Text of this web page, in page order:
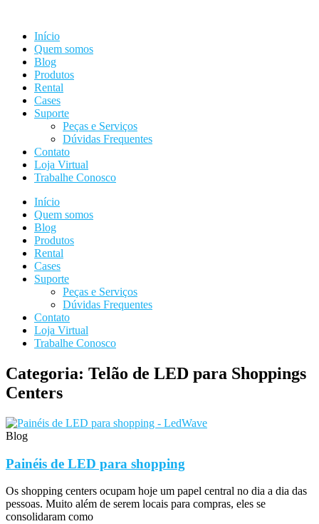
conteúdo
Início
Quem somos
Blog
Produtos
Rental
Cases
Suporte
Peças e Serviços
Dúvidas Frequentes
Contato
Loja Virtual
Trabalhe Conosco
Início
Quem somos
Blog
Produtos
Rental
Cases
Suporte
Peças e Serviços
Dúvidas Frequentes
Contato
Loja Virtual
Trabalhe Conosco
Categoria: Telão de LED para Shoppings
Centers
Blog
Painéis de LED para shopping
Os shopping centers ocupam hoje um papel central no dia a dia das
pessoas. Muito além de serem locais para compras, eles se
consolidaram como